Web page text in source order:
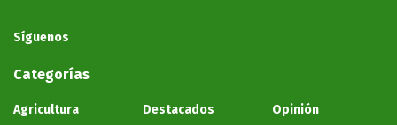
Síguenos
Categorías
Agricultura
Destacados
Opinión